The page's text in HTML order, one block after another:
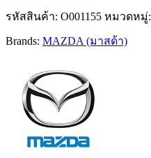
รหัสสินค้า: O001155 หมวดหมู่:
Brands: MAZDA (มาสด้า)